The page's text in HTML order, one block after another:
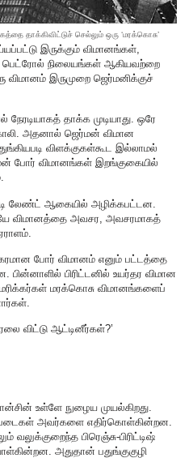
தாக்கிவிட்டுச் செல்லும் ஒரு ‘மரக்கொசு’
இருக்கும் விமானங்கள்,
நிலையங்கள் ஆகியவற்றை
இருமுறை ஜெர்மனிக்குச்
தாக்க முடியாது. ஒரே
அதனால் ஜெர்மன் விமான
விளக்குகள்கூட இல்லாமல்
போர் விமானங்கள் இறங்குகையில்
லேண்ட் ஆகையில் அழிக்கபட்டன.
விமானத்தை அவசர, அவசரமாகத்
போர் விமானம் எனும் பட்டத்தை
பிரிட்டனில் உயர்தர விமான
மரக்கொசு விமானங்களைப்
விட்டு ஆட்டினீர்கள்?’
உள்ளே நுழைய முயல்கிறது.
படைகள் அவர்களை எதிர்கொள்கின்றன.
பிரெஞ்சு-பிரிட்டிஷ்
அதுதான் பதுங்குகுழி